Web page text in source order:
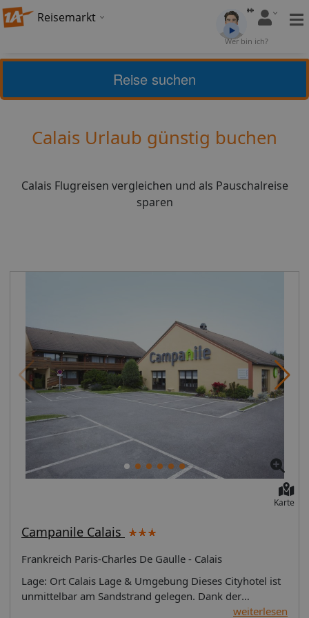
Reisemarkt
Wer bin ich?
Frankreich Calais
4,17(24) Bewerten
Calais Urlaub günstig buchen
Calais Flugreisen vergleichen und als Pauschalreise
sparen
Reise suchen
Karte
Campanile Calais
Frankreich Paris-Charles De Gaulle - Calais
Lage: Ort Calais Lage & Umgebung Dieses Cityhotel ist
unmittelbar am Sandstrand gelegen. Dank der
zentralen Lage in Calais ist dieses Cityhotel ein perfekter
weiterlesen